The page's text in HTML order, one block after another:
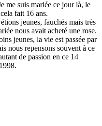
me suis mariée ce jour là, le
fait 16 ans.
jeunes, fauchés mais très
nous avait acheté une rose.
jeunes, la vie est passée par
nous repensons souvent à ce
de passion en ce 14